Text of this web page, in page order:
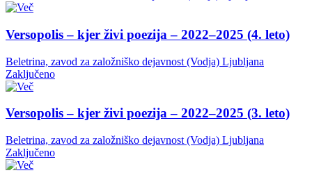
Versopolis – kjer živi poezija – 2022–2025 (4. leto)
Beletrina, zavod za založniško dejavnost (Vodja) Ljubljana
Zaključeno
Versopolis – kjer živi poezija – 2022–2025 (3. leto)
Beletrina, zavod za založniško dejavnost (Vodja) Ljubljana
Zaključeno